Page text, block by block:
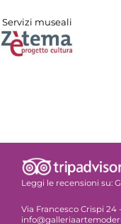
Servizi museali
Leggi le recensioni su:
Via Francesco Crispi 24